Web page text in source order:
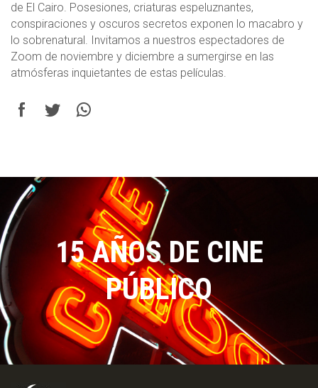
de El Cairo. Posesiones, criaturas espeluznantes,
conspiraciones y oscuros secretos exponen lo macabro y
lo sobrenatural. Invitamos a nuestros espectadores de
Zoom de noviembre y diciembre a sumergirse en las
atmósferas inquietantes de estas películas.
15 AÑOS DE CINE
PÚBLICO